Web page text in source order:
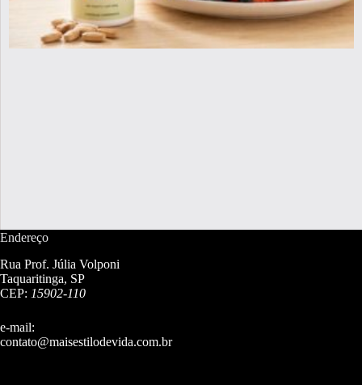
Endereço
Rua Prof. Júlia Volponi
Taquaritinga, SP
CEP: 15902-110
e-mail:
contato@maisestilodevida.com.br